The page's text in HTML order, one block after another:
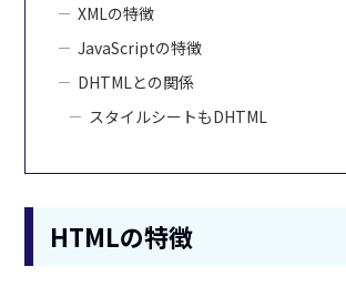
XMLの特徴
JavaScriptの特徴
DHTMLとの関係
スタイルシートもDHTML
HTMLの特徴